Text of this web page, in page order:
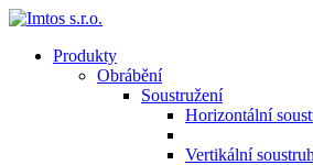
Produkty
Obrábění
Soustružení
Horizontální
Vertikální